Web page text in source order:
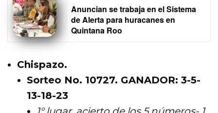
Anuncian se trabaja en el Sistema
de Alerta para huracanes en
Quintana Roo
Chispazo.
Sorteo No. 10727. GANADOR: 3-5-
13-18-23